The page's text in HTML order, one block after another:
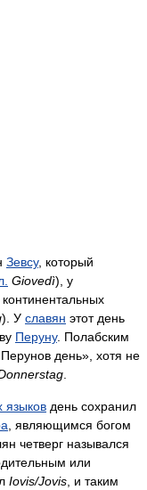
Зевсу, который
Giovedì), у
). У славян этот день
Перуну. Полабским
день», хотя не
языков день сохранил
, являющимся богом
четверг назывался
или
Iovis/Jovis , и таким